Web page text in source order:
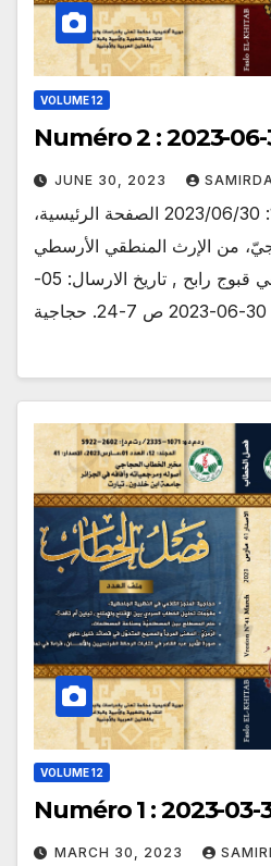
VOLUME 12
Numéro 2 : 2023-
JUNE 30, 2023
العدد 02– المجلد 12: 2023/06/30 الصفحة الرئيسية،
من الإرث المنطقي الأرسطي
إلى منطق اللغة الطبيعي قبوج رابح , تاريخ الارسال: 05-
VOLUME 12
Numéro 1 : 2023-
MARCH 30, 2023